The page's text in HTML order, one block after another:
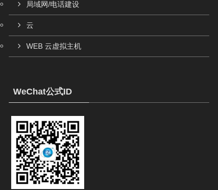
局域网/电话建设
云
WEB 云虚拟主机
WeChat公式ID